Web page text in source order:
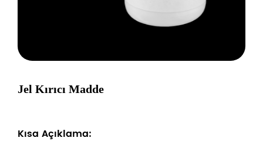
Jel Kırıcı Madde
Kısa Açıklama: